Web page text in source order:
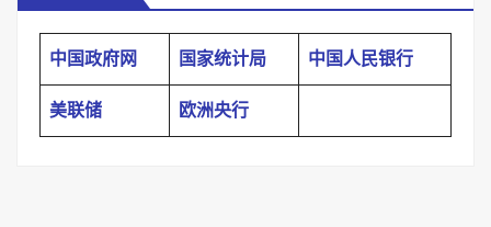
中国政府网 国家统计局 中国人民银行
美联储 欧洲央行